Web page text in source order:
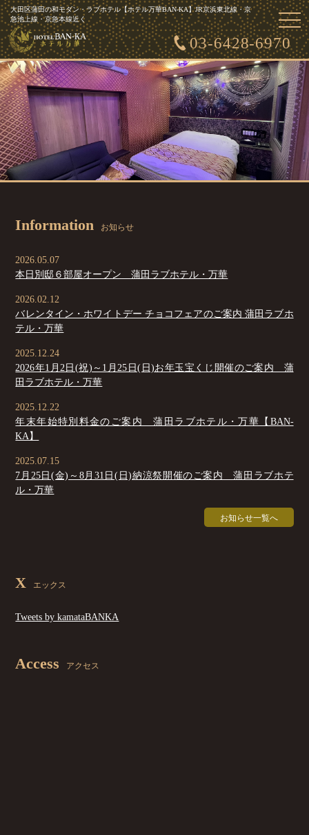
大田区蒲田の和モダン・ラブホテル【ホテル万華BAN-KA】JR京浜東北線・京
急池上線・京急本線近く
03-6428-6970
Information お知らせ
2026.05.07
本日別邸６部屋オープン 蒲田ラブホテル・万華
2026.02.12
バレンタイン・ホワイトデー チョコフェアのご案内 蒲田ラブホ
テル・万華
2025.12.24
2026年1月2日(祝)～1月25日(日)お年玉宝くじ開催のご案内 蒲
田ラブホテル・万華
2025.12.22
年末年始特別料金のご案内 蒲田ラブホテル・万華【BAN-
KA】
2025.07.15
7月25日(金)～8月31日(日)納涼祭開催のご案内 蒲田ラブホテ
ル・万華
お知らせ一覧へ
X エックス
Tweets by kamataBANKA
Access アクセス